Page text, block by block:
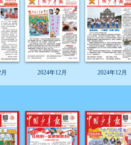
2024年12月 2024年12月